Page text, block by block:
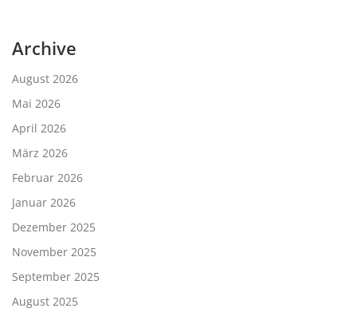
Archive
August 2026
Mai 2026
April 2026
März 2026
Februar 2026
Januar 2026
Dezember 2025
November 2025
September 2025
August 2025